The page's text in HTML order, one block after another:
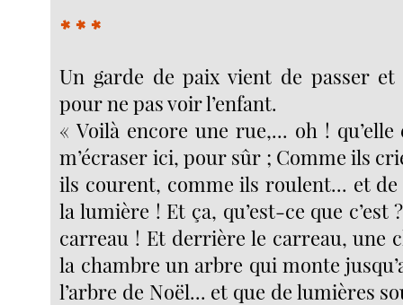
* * *
Un garde de paix vient de passer
pour ne pas voir l’enfant.
« Voilà encore une rue,... oh !
m’écraser ici, pour sûr ; Comme ils
ils courent, comme ils roulent... et
la lumière ! Et ça, qu’est-ce que c’est
carreau ! Et derrière le carreau, une
la chambre un arbre qui monte
l’arbre de Noël... et que de lumières